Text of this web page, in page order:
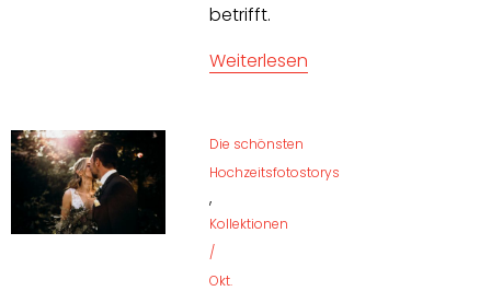
betrifft.
Weiterlesen
Die schönsten
Hochzeitsfotostorys
,
Kollektionen
/
Okt.